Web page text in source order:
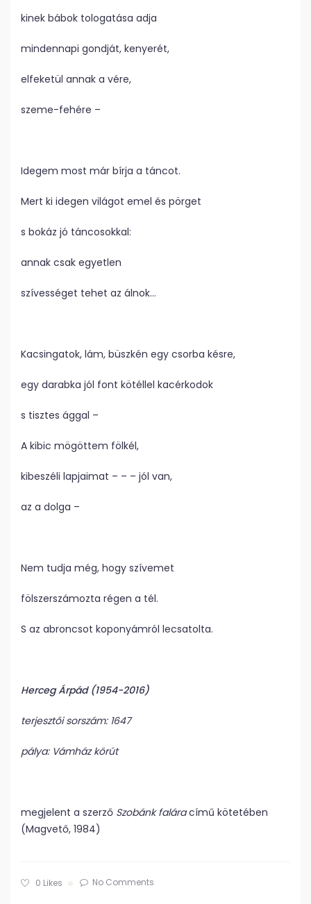
kinek bábok tologatása adja
mindennapi gondját, kenyerét,
elfeketül annak a vére,
szeme-fehére –
Idegem most már bírja a táncot.
Mert ki idegen világot emel és pörget
s bokáz jó táncosokkal:
annak csak egyetlen
szívességet tehet az álnok…
Kacsingatok, lám, büszkén egy csorba késre,
egy darabka jól font kötéllel kacérkodok
s tisztes ággal –
A kibic mögöttem fölkél,
kibeszéli lapjaimat – – – jól van,
az a dolga –
Nem tudja még, hogy szívemet
fölszerszámozta régen a tél.
S az abroncsot koponyámról lecsatolta.
Herceg Árpád (1954-2016)
terjesztői sorszám: 1647
pálya: Vámház körút
megjelent a szerző Szobánk faláracímű kötetében
(Magvető, 1984)
0 Likes No Comments